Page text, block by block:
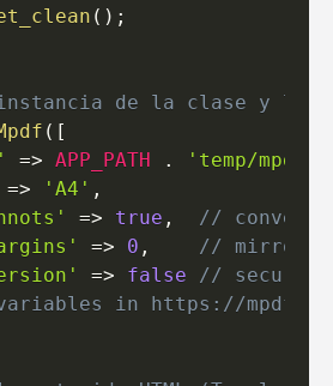
( ) ;
de la clase y le
( [
=> APP_PATH . 'temp/mpdf'
=> 'A4' ,
=> true ,
// convert
=> 0 ,
// mirror
=> false
//
in https://